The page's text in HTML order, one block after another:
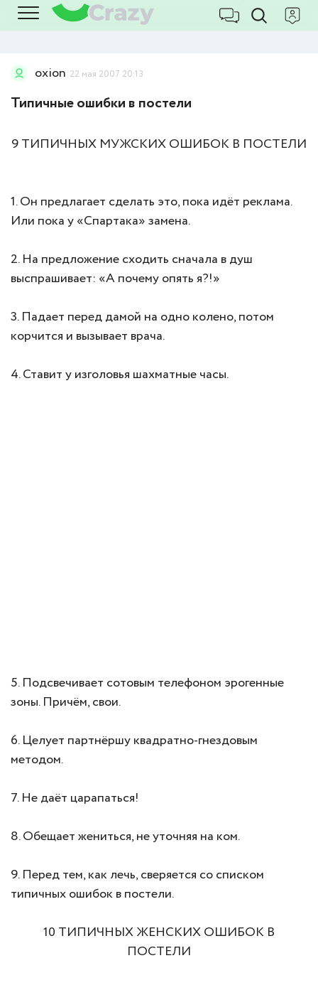
oxion 22 мая 2007 20:13
Типичные ошибки в постели
9 ТИПИЧНЫХ МУЖСКИХ ОШИБОК В ПОСТЕЛИ
1. Он предлагает сделать это, пока идёт реклама.
Или пока у «Спартака» замена.
2. На предложение сходить сначала в душ
выспрашивает: «А почему опять я?!»
3. Падает перед дамой на одно колено, потом
корчится и вызывает врача.
4. Ставит у изголовья шахматные часы.
5. Подсвечивает сотовым телефоном эрогенные
зоны. Причём, свои.
6. Целует партнёршу квадратно-гнездовым
методом.
7. Не даёт царапаться!
8. Обещает жениться, не уточняя на ком.
9. Перед тем, как лечь, сверяется со списком
типичных ошибок в постели.
10 ТИПИЧНЫХ ЖЕНСКИХ ОШИБОК В
ПОСТЕЛИ